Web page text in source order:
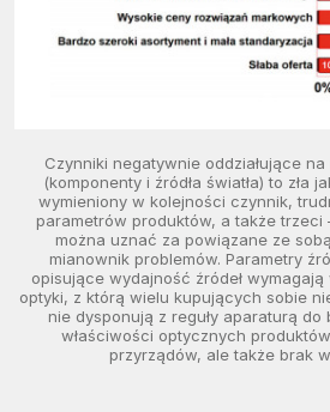
Czynniki negatywnie oddziałujące
(komponenty i źródła światła) to zła
wymieniony w kolejności czynnik,
parametrów produktów, a także trzeci
można uznać za powiązane ze
mianownik problemów. Parametry
opisujące wydajność źródeł
optyki, z którą wielu kupujących sobie
nie dysponują z reguły aparaturą
właściwości optycznych
przyrządów, ale także brak